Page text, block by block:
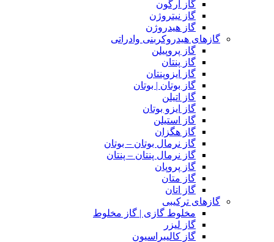
گاز آرگون
گاز نیتروژن
گاز هیدروژن
گازهای هیدروکربنی وادراتی
گاز پروپیلن
گاز پنتان
گاز ایزوپنتان
گاز بوتان | بوتان
گاز اتیلن
گاز ایزو بوتان
گاز استیلن
گاز هگزان
گاز نرمال بوتان – بوتان
گاز نرمال پنتان – پنتان
گاز پروپان
گاز متان
گاز اتان
گازهای ترکیبی
مخلوط گازی | گاز مخلوط
گاز لیزر
گاز کالیبراسیون